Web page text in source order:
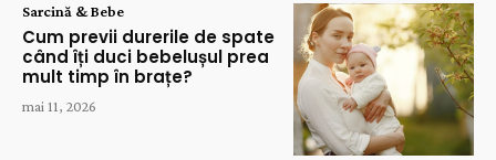
Sarcină & Bebe
Cum previi durerile de spate
când îți duci bebelușul prea
mult timp în brațe?
mai 11, 2026